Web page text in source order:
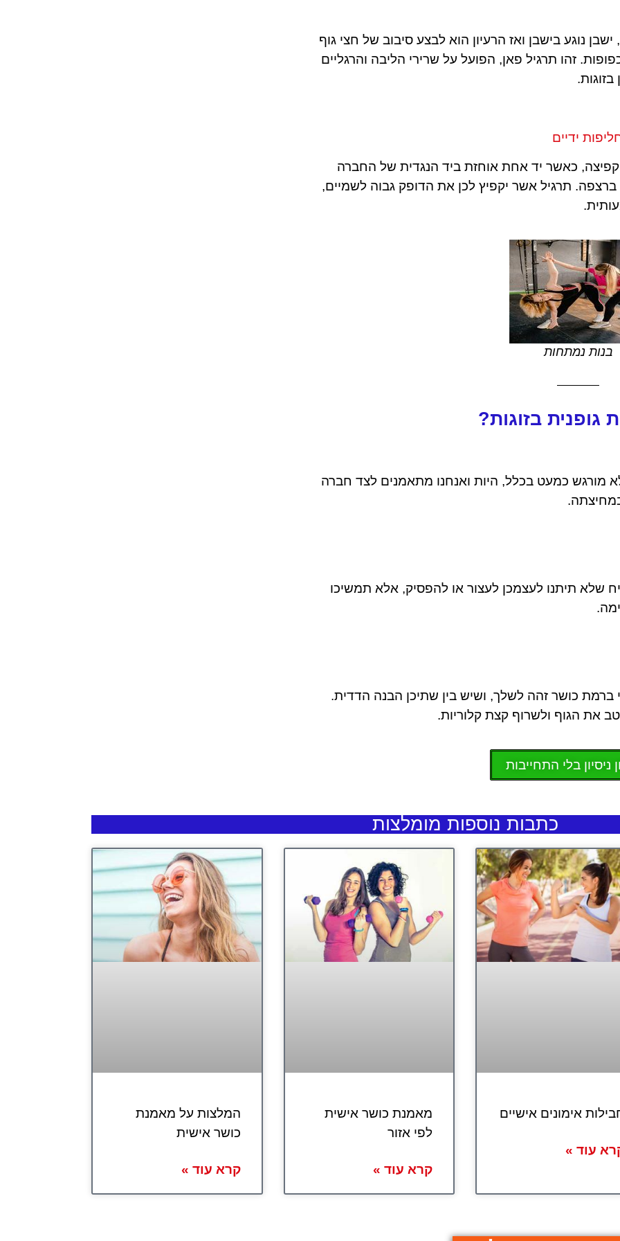
נוגע בישבן ואז הרעיון הוא לבצע סיבוב של חצי גוף
זהו תרגיל פאן, הפועל על שרירי הליבה והרגליים
ידיים
קפיצה, כאשר יד אחת אוחזת ביד הנגדית של החברה
תרגיל אשר יקפיץ לכן את הדופק גבוה לשמיים,
בנות נמתחות
בזוגות?
מורגש כמעט בכלל, היות ואנחנו מתאמנים לצד חברה
שלא תיתנו לעצמכן לעצור או להפסיק, אלא תמשיכו
כושר זהה לשלך, ושיש בין שתיכן הבנה הדדית.
את הגוף ולשרוף קצת קלוריות.
ניסיון בלי התחייבות
כתבות נוספות מומלצות
אימונים אישיים
עוד »
מאמנת כושר אישית
לפי אזור
קרא עוד »
המלצות על מאמנת
כושר אישית
קרא עוד »